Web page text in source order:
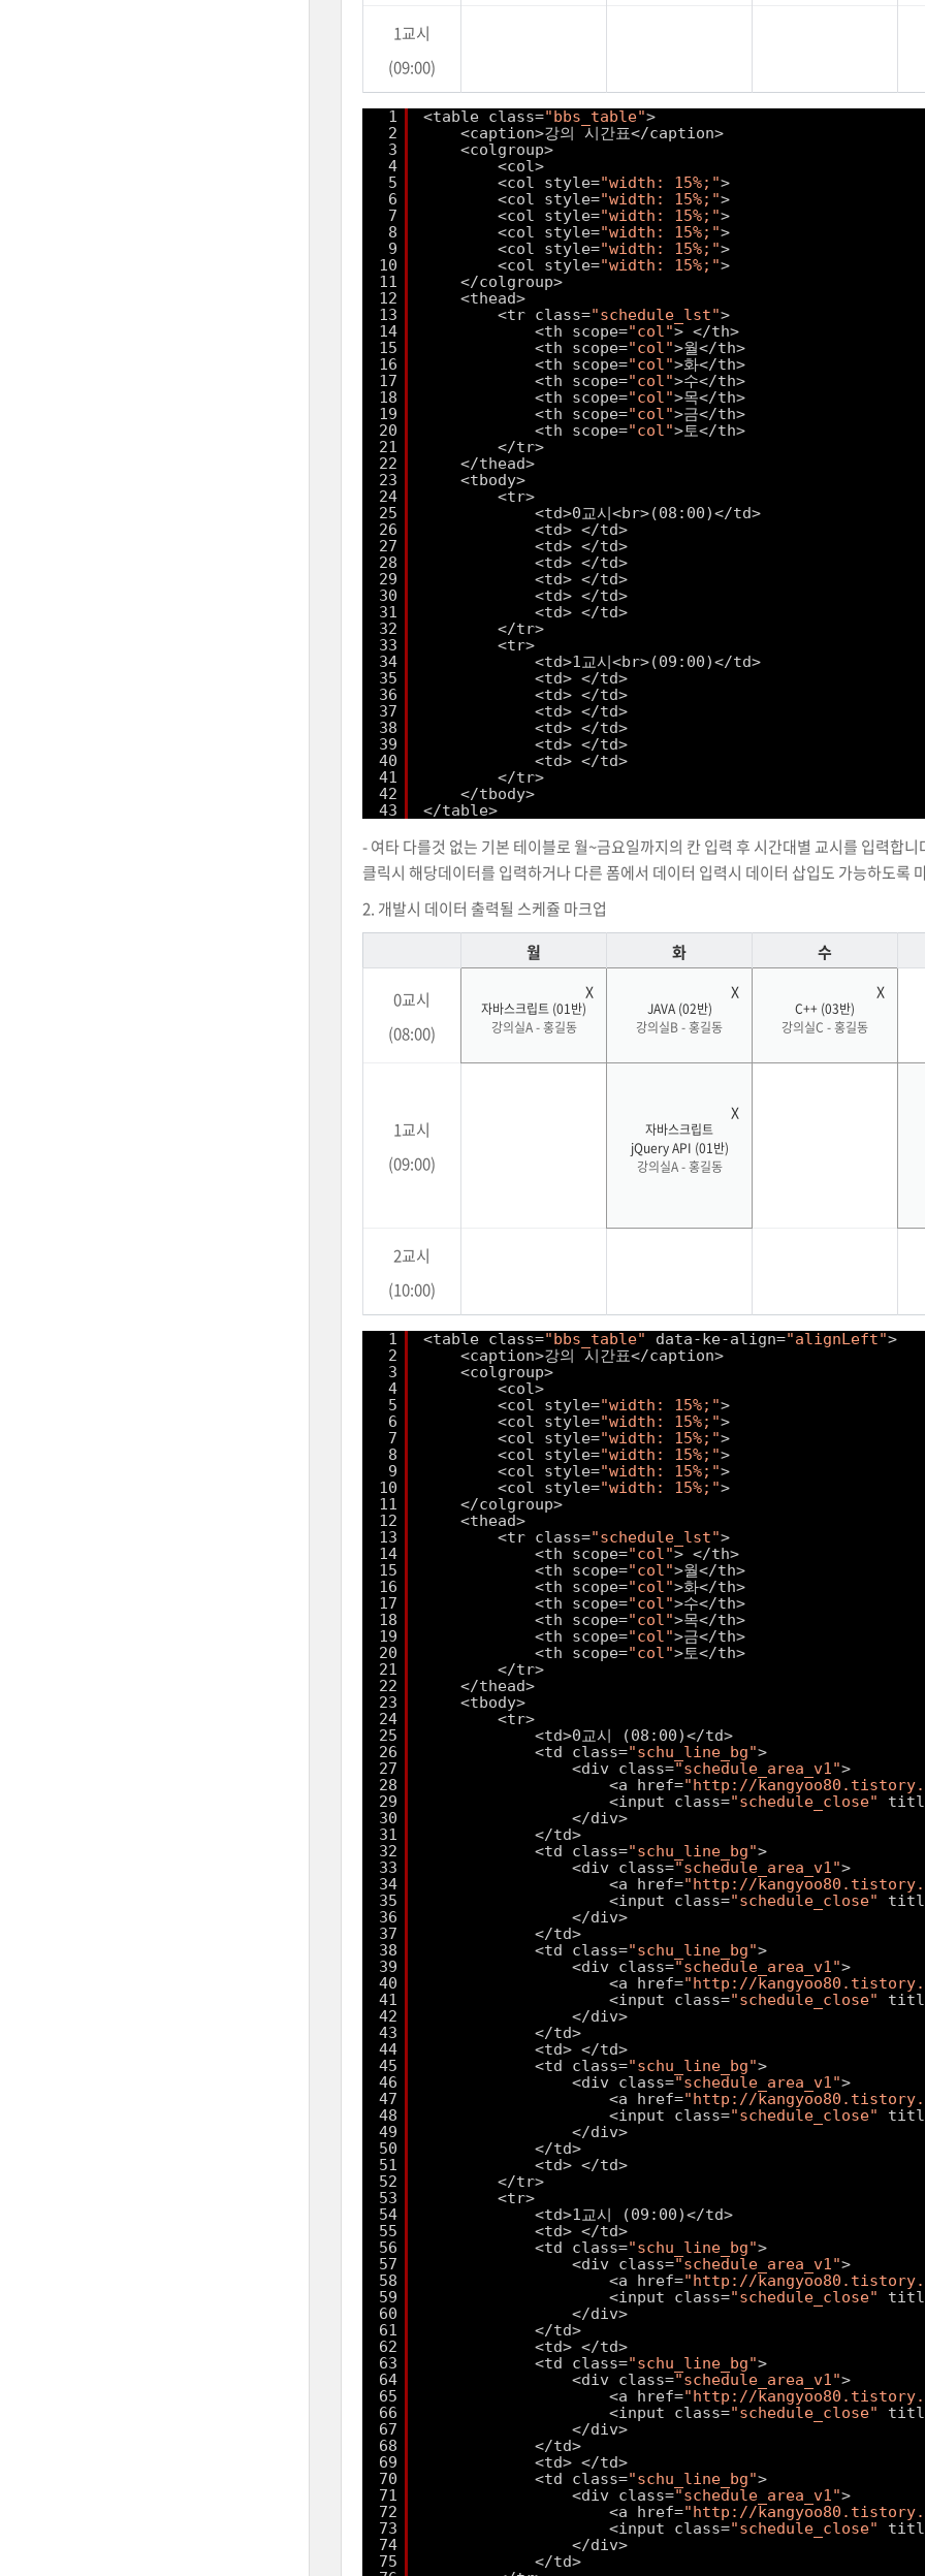
1교시
(09:00)
1
2
3
4
5
6
7
8
9
10
11
12
13
14
15
16
17
18
19
20
21
22
23
24
25
26
27
28
29
30
31
32
33
34
35
36
37
38
39
40
41
42
43
<table class="bbs_table">
<caption>강의 시간표</caption>
<colgroup>
<col>
<col style="width: 15%;">
<col style="width: 15%;">
<col style="width: 15%;">
<col style="width: 15%;">
<col style="width: 15%;">
<col style="width: 15%;">
</colgroup>
<thead>
<tr class="schedule_lst">
<th scope="col"> </th>
<th scope="col">월</th>
<th scope="col">화</th>
<th scope="col">수</th>
<th scope="col">목</th>
<th scope="col">금</th>
<th scope="col">토</th>
</tr>
</thead>
<tbody>
<tr>
<td>0교시<br>(08:00)</td>
<td> </td>
<td> </td>
<td> </td>
<td> </td>
<td> </td>
<td> </td>
</tr>
<tr>
<td>1교시<br>(09:00)</td>
<td> </td>
<td> </td>
<td> </td>
<td> </td>
<td> </td>
<td> </td>
</tr>
</tbody>
</table>
- 여타 다를것 없는 기본 테이블로 월~금요일까지의 칸 입력 후 시간대별 교시를 입력합니
클릭시 해당데이터를 입력하거나 다른 폼에서 데이터 입력시 데이터 삽입도 가능하도록
2. 개발시 데이터 출력될 스케쥴 마크업
월
화 수
0교시
(08:00)
자바스크립트 (01반)
강의실A - 홍길동
JAVA (02반)
강의실B - 홍길동
C++ (03반)
강의실C - 홍길동
1교시
(09:00)
자바스크립트
jQuery API (01반)
강의실A - 홍길동
2교시
(10:00)
1
2
3
4
5
6
7
8
9
10
11
12
13
14
15
16
17
18
19
20
21
22
23
24
25
26
27
28
29
30
31
32
33
34
35
36
37
38
39
40
41
42
43
44
45
46
47
48
49
50
51
52
53
54
55
56
57
58
59
60
61
62
63
64
65
66
67
68
69
70
71
72
73
74
75
<table class="bbs_table" data-ke-align="alignLeft">
<caption>강의 시간표</caption>
<colgroup>
<col>
<col style="width: 15%;">
<col style="width: 15%;">
<col style="width: 15%;">
<col style="width: 15%;">
<col style="width: 15%;">
<col style="width: 15%;">
</colgroup>
<thead>
<tr class="schedule_lst">
<th scope="col"> </th>
<th scope="col">월</th>
<th scope="col">화</th>
<th scope="col">수</th>
<th scope="col">목</th>
<th scope="col">금</th>
<th scope="col">토</th>
</tr>
</thead>
<tbody>
<tr>
<td>0교시 (08:00)</td>
<td class="schu_line_bg">
<div class="schedule_area_v1">
<a href="http://
<input class="schedule_close"
</div>
</td>
<td class="schu_line_bg">
<div class="schedule_area_v1">
<a href="http://
<input class="schedule_close"
</div>
</td>
<td class="schu_line_bg">
<div class="schedule_area_v1">
<a href="http://
<input class="schedule_close"
</div>
</td>
<td> </td>
<td class="schu_line_bg">
<div class="schedule_area_v1">
<a href="http://
<input class="schedule_close"
</div>
</td>
<td> </td>
</tr>
<tr>
<td>1교시 (09:00)</td>
<td> </td>
<td class="schu_line_bg">
<div class="schedule_area_v1">
<a href="http://
<input class="schedule_close"
</div>
</td>
<td> </td>
<td class="schu_line_bg">
<div class="schedule_area_v1">
<a href="http://
<input class="schedule_close"
</div>
</td>
<td> </td>
<td class="schu_line_bg">
<div class="schedule_area_v1">
<a href="http://
<input class="schedule_close"
</div>
</td>